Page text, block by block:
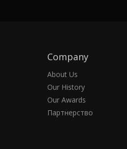
Company
About Us
Our History
Our Awards
Партнерство